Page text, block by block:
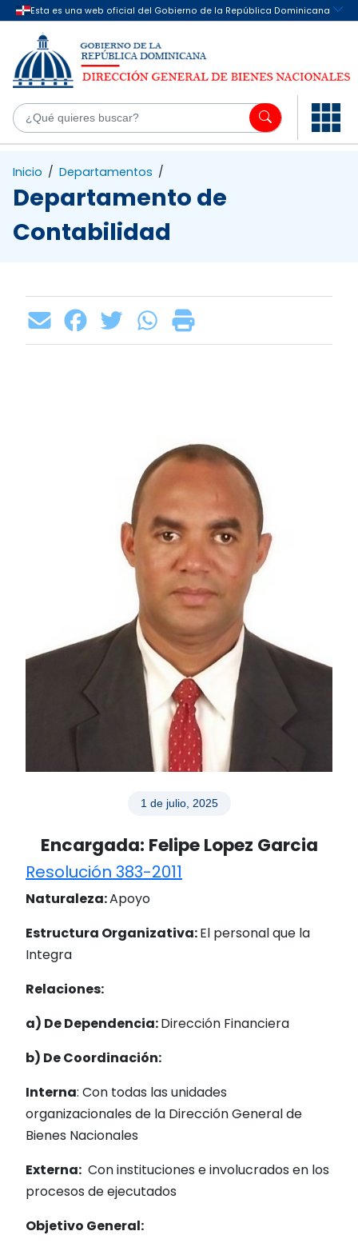
Saltar al contenido principal
Inicio / Departamentos /
Departamento de
Contabilidad
1 de julio, 2025
Encargada: Felipe Lopez Garcia
Resolución 383-2011
Naturaleza:Apoyo
Estructura Organizativa:El personal que la
Integra
Relaciones:
a) De Dependencia:Dirección Financiera
b) DeCoordinación:
Interna: Con todas las unidades
organizacionales de la Dirección General de
Bienes Nacionales
Externa: Con instituciones e involucrados en los
procesos de ejecutados
Objetivo General: